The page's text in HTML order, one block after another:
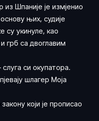
Шпаније је измјенио
њих, судије
су укинуле, као
грб са двоглавим
си окупатора.
шлагер Моја
који је прописао